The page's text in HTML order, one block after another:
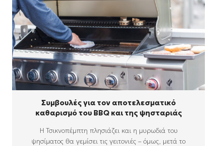
Συμβουλές για τον αποτελεσματικό
καθαρισμό του BBQ και της ψησταριάς
Η Τσικνοπέμπτη πλησιάζει και η μυρωδιά του
ψησίματος θα γεμίσει τις γειτονιές – όμως, μετά το